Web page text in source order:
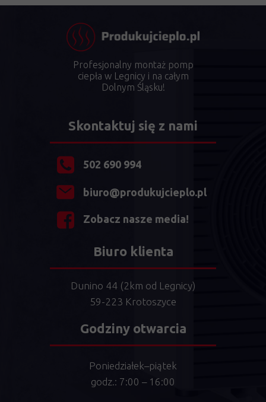
Zobacz nasze media!
biuro@produkujcieplo.pl
502 690 994
Biuro klienta
Dunino 44 (2km od Legnicy)
59-223 Krotoszyce
Godziny otwarcia
Profesjonalny montaż pomp
ciepła w Legnicy i na całym
Dolnym Śląsku!
Poniedziałek–piątek
godz.: 7:00 – 16:00
Skontaktuj się z nami